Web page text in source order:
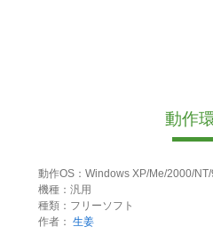
動作
動作OS：Windows XP/Me/2000/NT/
機種：汎用
種類：フリーソフト
作者： 生姜